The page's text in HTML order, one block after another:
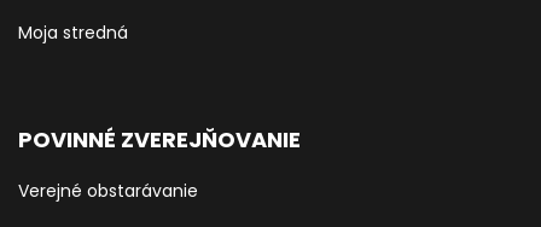
Moja stredná
POVINNÉ ZVEREJŇOVANIE
Verejné obstarávanie